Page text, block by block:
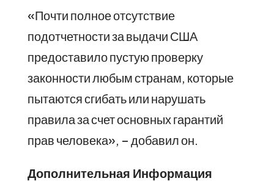
«Почти полное отсутствие
подотчетности за выдачи США
предоставило пустую проверку
законности любым странам, которые
пытаются сгибать или нарушать
правила за счет основных гарантий
прав человека», – добавил он.
Дополнительная Информация